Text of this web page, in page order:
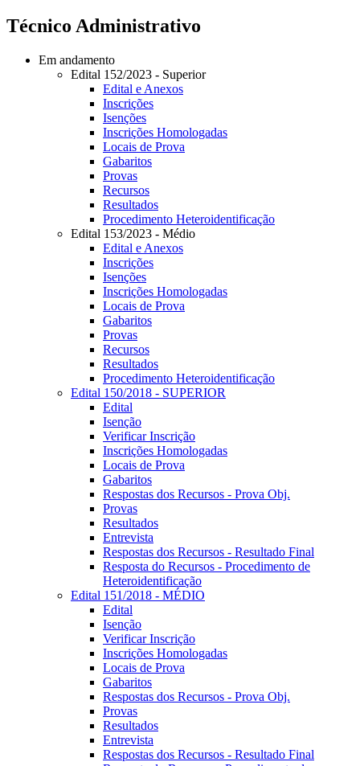
Técnico Administrativo
Em andamento
Edital 152/2023 - Superior
Edital e Anexos
Inscrições
Isenções
Inscrições Homologadas
Locais de Prova
Gabaritos
Provas
Recursos
Resultados
Procedimento Heteroidentificação
Edital 153/2023 - Médio
Edital e Anexos
Inscrições
Isenções
Inscrições Homologadas
Locais de Prova
Gabaritos
Provas
Recursos
Resultados
Procedimento Heteroidentificação
Edital 150/2018 - SUPERIOR
Edital
Isenção
Verificar Inscrição
Inscrições Homologadas
Locais de Prova
Gabaritos
Respostas dos Recursos - Prova Obj.
Provas
Resultados
Entrevista
Respostas dos Recursos - Resultado Final
Resposta do Recursos - Procedimento de
Heteroidentificação
Edital 151/2018 - MÉDIO
Edital
Isenção
Verificar Inscrição
Inscrições Homologadas
Locais de Prova
Gabaritos
Respostas dos Recursos - Prova Obj.
Provas
Resultados
Entrevista
Respostas dos Recursos - Resultado Final